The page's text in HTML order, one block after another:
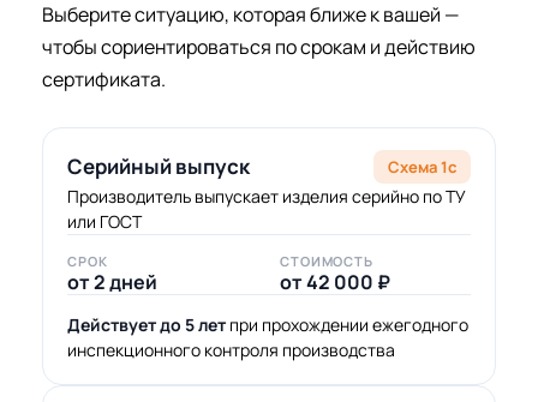
Выберите ситуацию, которая ближе к вашей —
чтобы сориентироваться по срокам и действию
сертификата.
Серийный выпуск Схема 1с
Производитель выпускает изделия серийно по ТУ
или ГОСТ
СРОК
от 2 дней
СТОИМОСТЬ
от 42 000 ₽
Действует до 5 лет при прохождении ежегодного
инспекционного контроля производства